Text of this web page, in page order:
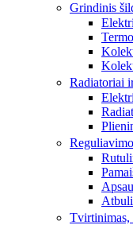
Grindinis
Radiatoriai
Tvirtinimas,